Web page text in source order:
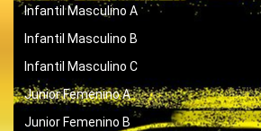
Infantil Masculino A
Infantil Masculino B
Infantil Masculino C
Junior Femenino A
Junior Femenino B